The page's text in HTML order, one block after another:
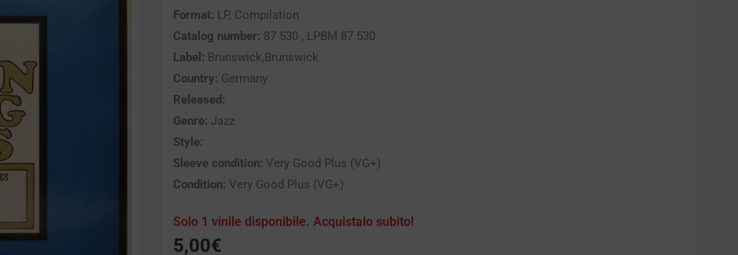
Format: LP, Compilation
Catalog number: 87 530 , LPBM 87 530
Label: Brunswick,Brunswick
Country: Germany
Released:
Genre: Jazz
Style:
Sleeve condition: Very Good Plus (VG+)
Condition: Very Good Plus (VG+)
Solo 1 vinile disponibile. Acquistalo subito!
5,00€